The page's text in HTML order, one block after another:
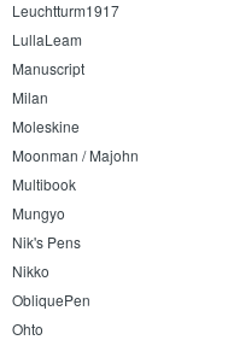
Leuchtturm1917
LullaLeam
Manuscript
Milan
Moleskine
Moonman / Majohn
Multibook
Mungyo
Nik's Pens
Nikko
ObliquePen
Ohto